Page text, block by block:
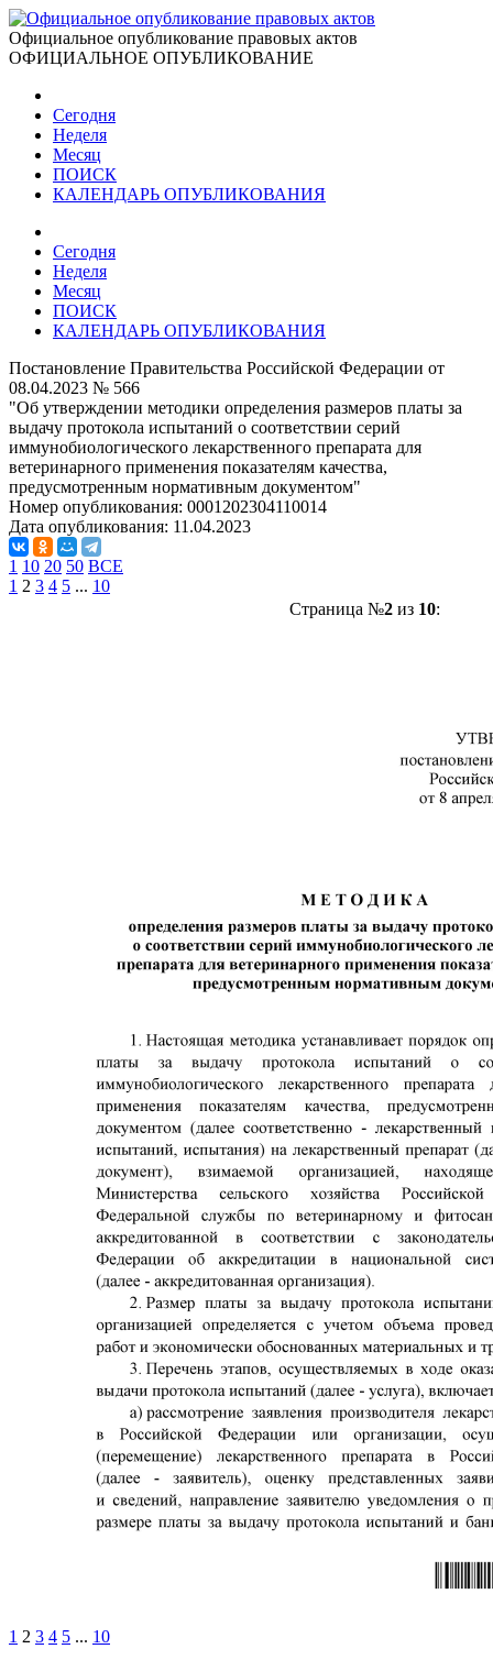
Официальное опубликование правовых актов
ОФИЦИАЛЬНОЕ ОПУБЛИКОВАНИЕ
Сегодня
Неделя
Месяц
ПОИСК
КАЛЕНДАРЬ ОПУБЛИКОВАНИЯ
Сегодня
Неделя
Месяц
ПОИСК
КАЛЕНДАРЬ ОПУБЛИКОВАНИЯ
Постановление Правительства Российской Федерации от
08.04.2023 № 566
"Об утверждении методики определения размеров платы за
выдачу протокола испытаний о соответствии серий
иммунобиологического лекарственного препарата для
ветеринарного применения показателям качества,
предусмотренным нормативным документом"
Номер опубликования: 0001202304110014
Дата опубликования: 11.04.2023
1 10 20 50 ВСЕ
1 2 3 4 5 ... 10
Страница №2из 10:
1 2 3 4 5 ... 10